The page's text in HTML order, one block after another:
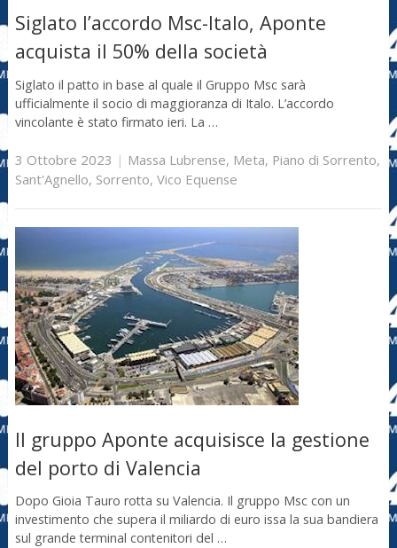
Siglato l’accordo Msc-Italo, Aponte
acquista il 50% della società
Siglato il patto in base al quale il Gruppo Msc sarà
ufficialmente il socio di maggioranza di Italo. L’accordo
vincolante è stato firmato ieri. La …
3 Ottobre 2023 | Massa Lubrense, Meta, Piano di Sorrento,
Sant'Agnello, Sorrento, Vico Equense
Il gruppo Aponte acquisisce la gestione
del porto di Valencia
Dopo Gioia Tauro rotta su Valencia. Il gruppo Msc con un
investimento che supera il miliardo di euro issa la sua bandiera
sul grande terminal contenitori del …